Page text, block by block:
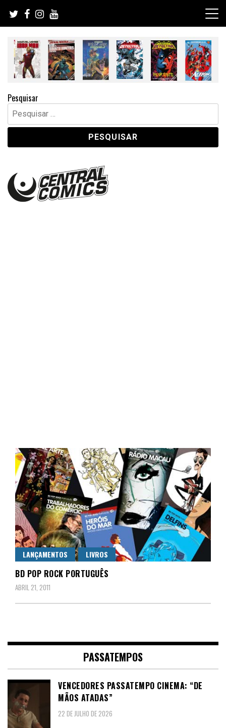
content
Pesquisar
Pesquisar
por:
Central Comics
LANÇAMENTOS LIVROS
BD POP ROCK PORTUGUÊS
ABRIL 21, 2011
PASSATEMPOS
VENCEDORES PASSATEMPO CINEMA: “DE
MÃOS ATADAS”
22 DE JULHO DE 2026